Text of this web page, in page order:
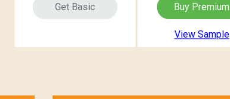
Get Basic Buy Premium
View Sample